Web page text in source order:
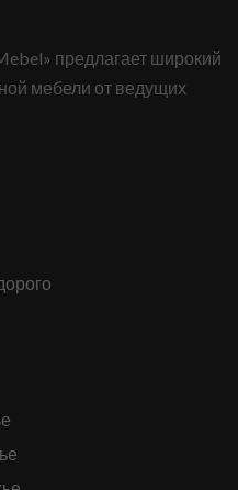
предлагает широкий
мебели от ведущих